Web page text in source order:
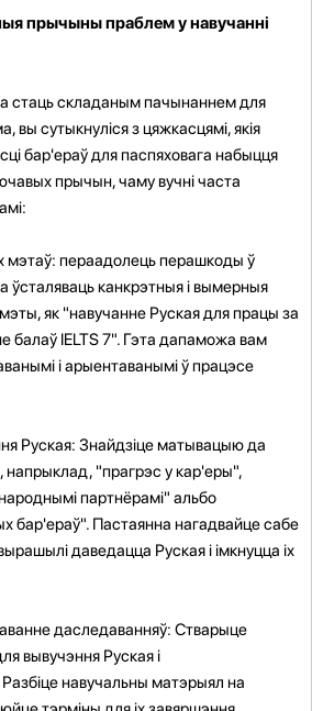
прычыны праблем у навучанні
стаць складаным пачынаннем для
вы сутыкнуліся з цяжкасцямі, якія
бар'ераў для паспяховага набыцця
прычын, чаму вучні часта
мэтаў: пераадолець перашкоды ў
ўсталяваць канкрэтныя і вымерныя
як "навучанне Руская для працы за
балаў IELTS 7". Гэта дапаможа вам
і арыентаванымі ў працэсе
Руская: Знайдзіце матывацыю да
напрыклад, "прагрэс у кар'еры",
партнёрамі" альбо
бар'ераў". Пастаянна нагадвайце сабе
даведацца Руская і імкнуцца іх
даследаванняў: Стварыце
вывучэння Руская і
навучальны матэрыял на